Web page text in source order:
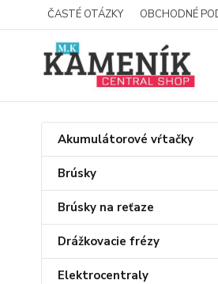
ČASTÉ OTÁZKY OBCHODNÉ
Akumulátorové vŕtačky
Brúsky
Brúsky na reťaze
Drážkovacie frézy
Elektrocentraly